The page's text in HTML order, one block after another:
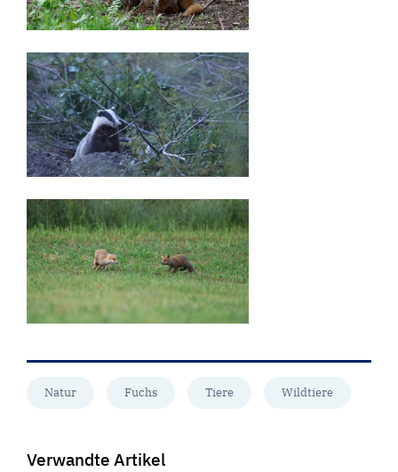
Natur Fuchs Tiere Wildtiere
Verwandte Artikel